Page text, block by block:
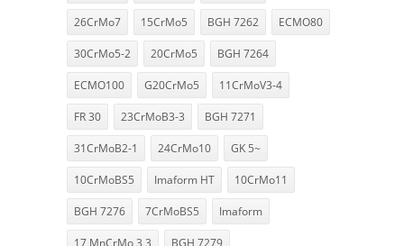
26CrMo7 15CrMo5 BGH 7262 ECMO80
30CrMo5-2 20CrMo5 BGH 7264
ECMO100 G20CrMo5 11CrMoV3-4
FR 30 23CrMoB3-3 BGH 7271
31CrMoB2-1 24CrMo10 GK 5~
10CrMoBS5 Imaform HT 10CrMo11
BGH 7276 7CrMoBS5 Imaform
17 MnCrMo 3 3 BGH 7279